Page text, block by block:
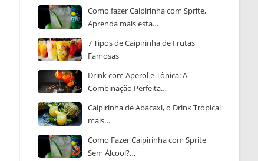
Como fazer Caipirinha com Sprite,
Aprenda mais esta…
7 Tipos de Caipirinha de Frutas
Famosas
Drink com Aperol e Tônica: A
Combinação Perfeita…
Caipirinha de Abacaxi, o Drink Tropical
mais…
Como Fazer Caipirinha com Sprite
Sem Álcool?…